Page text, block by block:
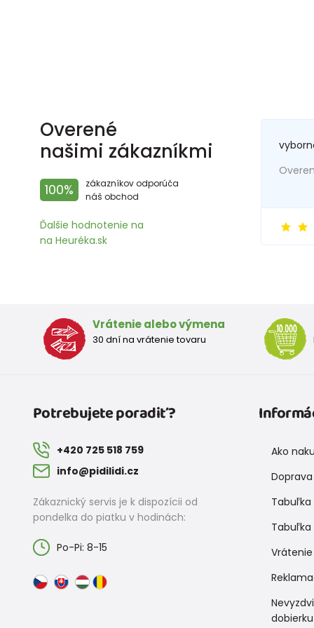
Overené
našimi zákazníkmi
100%
zákazníkov odporúča
náš obchod
Ďalšie hodnotenie na
na Heuréka.sk
Vrátenie alebo výmena
30 dní na vrátenie tovaru
Potrebujete poradiť?
+420 725 518 759
info@pidilidi.cz
Zákaznický servis je k dispozícii od
pondelka do piatku v hodinách:
Po-Pi: 8-15
Ako
dobierku